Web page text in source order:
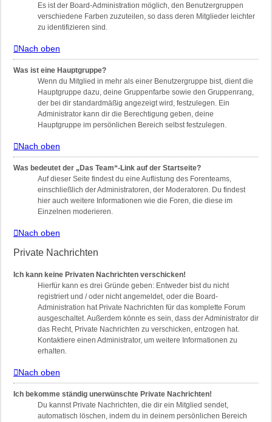
Es ist der Board-Administration möglich, den Benutzergruppen
verschiedene Farben zuzuteilen, so dass deren Mitglieder leichter
zu identifizieren sind.
Nach oben
Was ist eine Hauptgruppe?
Wenn du Mitglied in mehr als einer Benutzergruppe bist, dient die
Hauptgruppe dazu, deine Gruppenfarbe sowie den Gruppenrang,
der bei dir standardmäßig angezeigt wird, festzulegen. Ein
Administrator kann dir die Berechtigung geben, deine
Hauptgruppe im persönlichen Bereich selbst festzulegen.
Nach oben
Was bedeutet der „Das Team“-Link auf der Startseite?
Auf dieser Seite findest du eine Auflistung des Forenteams,
einschließlich der Administratoren, der Moderatoren. Du findest
hier auch weitere Informationen wie die Foren, die diese im
Einzelnen moderieren.
Nach oben
Private Nachrichten
Ich kann keine Privaten Nachrichten verschicken!
Hierfür kann es drei Gründe geben: Entweder bist du nicht
registriert und / oder nicht angemeldet, oder die Board-
Administration hat Private Nachrichten für das komplette Forum
ausgeschaltet. Außerdem könnte es sein, dass der Administrator dir
das Recht, Private Nachrichten zu verschicken, entzogen hat.
Kontaktiere einen Administrator, um weitere Informationen zu
erhalten.
Nach oben
Ich bekomme ständig unerwünschte Private Nachrichten!
Du kannst Private Nachrichten, die dir ein Mitglied sendet,
automatisch löschen, indem du in deinem persönlichen Bereich